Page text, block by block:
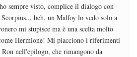
sempre visto, complice il dialogo con
beh, un Malfoy lo vedo solo a
mi stupisce ma è una scelta molto
Hermione! Mi piacciono i riferimenti
nell'epilogo, che rimangono da